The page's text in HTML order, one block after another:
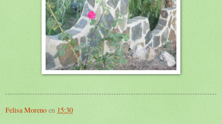
Felisa Moreno en 15:30